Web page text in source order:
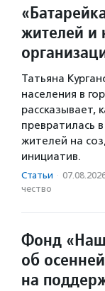
жителей и
Татьяна
населения в
рассказывает,
превратилась
жителей на
инициатив.
Статьи ·
чест­во
Фонд
об
на